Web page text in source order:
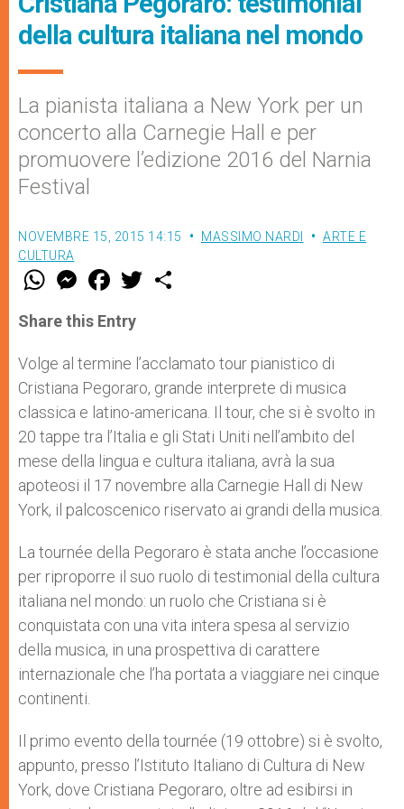
della cultura italiana nel mondo
La pianista italiana a New York per un
concerto alla Carnegie Hall e per
promuovere l’edizione 2016 del Narnia
Festival
NOVEMBRE 15, 2015 14:15 MASSIMO NARDI
ARTE E
CULTURA
W
t
s
p
p
M
e
s
e
g
e
r
F
a
e
b
o
k
w
r
Share this Entry
Volge al termine l’acclamato tour pianistico di
Cristiana Pegoraro, grande interprete di musica
classica e latino-americana. Il tour, che si è svolto in
20 tappe tra l’Italia e gli Stati Uniti nell’ambito del
mese della lingua e cultura italiana, avrà la sua
apoteosi il 17 novembre alla Carnegie Hall di New
York, il palcoscenico riservato ai grandi della musica.
La tournée della Pegoraro è stata anche l’occasione
per riproporre il suo ruolo di testimonial della cultura
italiana nel mondo: un ruolo che Cristiana si è
conquistata con una vita intera spesa al servizio
della musica, in una prospettiva di carattere
internazionale che l’ha portata a viaggiare nei cinque
continenti.
Il primo evento della tournée (19 ottobre) si è svolto,
appunto, presso l’Istituto Italiano di Cultura di New
York, dove Cristiana Pegoraro, oltre ad esibirsi in